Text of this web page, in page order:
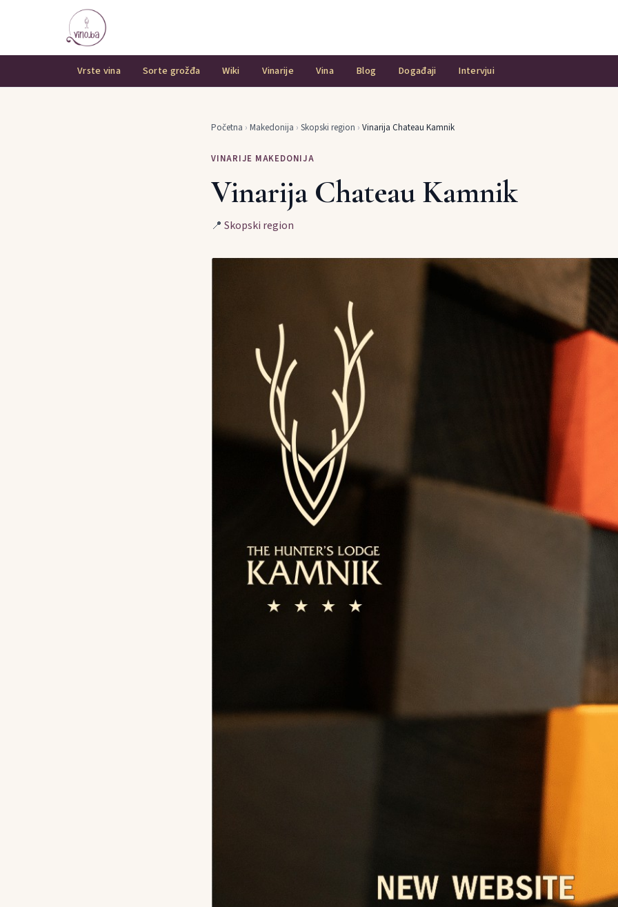
Vrste vina Sorte grožđa Wiki Vinarije Vina Blog Događaji Intervjui
Početna › Makedonija › Skopski region › Vinarija Chateau Kamnik
VINARIJE MAKEDONIJA
Vinarija Chateau Kamnik
📍 Skopski region